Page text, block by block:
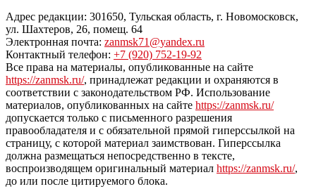
Адрес редакции: 301650, Тульская область, г. Новомосковск,
ул. Шахтеров, 26, помещ. 64
Электронная почта: zanmsk71@yandex.ru
Контактный телефон: +7 (920) 752-19-92
Все права на материалы, опубликованные на сайте
https://zanmsk.ru/, принадлежат редакции и охраняются в
соответствии с законодательством РФ. Использование
материалов, опубликованных на сайте https://zanmsk.ru/
допускается только с письменного разрешения
правообладателя и с обязательной прямой гиперссылкой на
страницу, с которой материал заимствован. Гиперссылка
должна размещаться непосредственно в тексте,
воспроизводящем оригинальный материал https://zanmsk.ru/,
до или после цитируемого блока.